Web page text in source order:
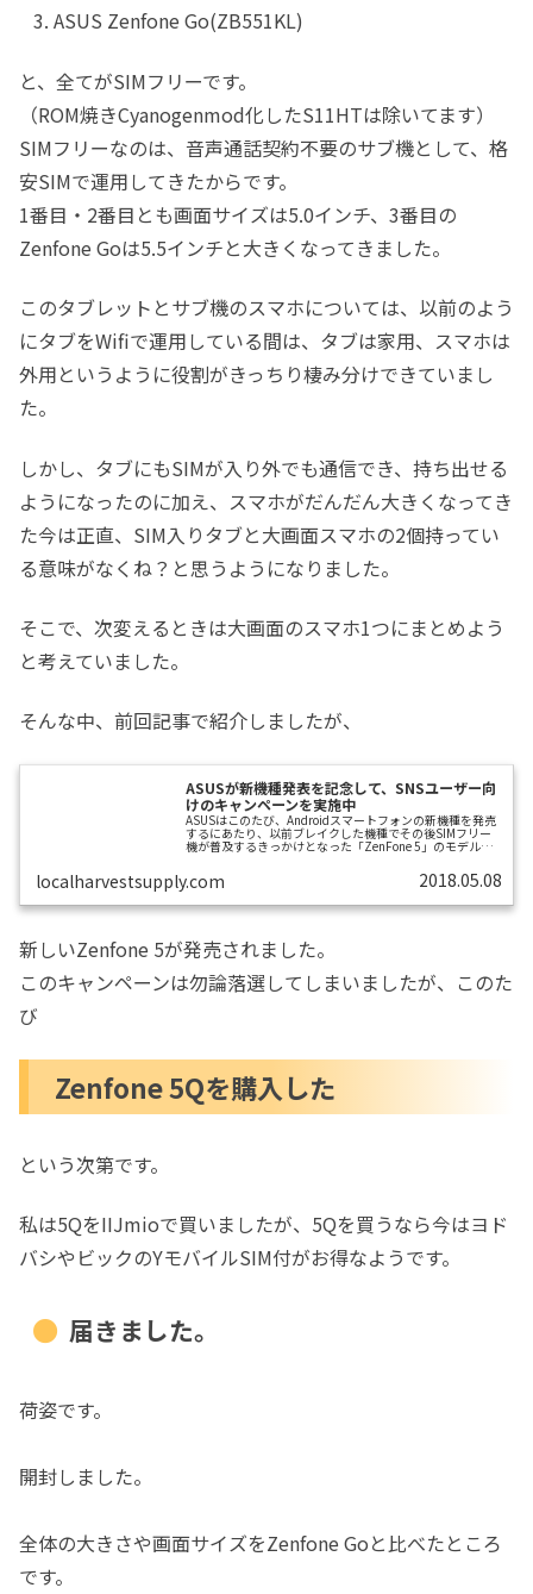
ASUS Zenfone Go(ZB551KL)
と、全てがSIMフリーです。
（ROM焼きCyanogenmod化したS11HTは除いてます）
SIMフリーなのは、音声通話契約不要のサブ機として、格
安SIMで運用してきたからです。
1番目・2番目とも画面サイズは5.0インチ、3番目の
Zenfone Goは5.5インチと大きくなってきました。
このタブレットとサブ機のスマホについては、以前のよう
にタブをWifiで運用している間は、タブは家用、スマホは
外用というように役割がきっちり棲み分けできていまし
た。
しかし、タブにもSIMが入り外でも通信でき、持ち出せる
ようになったのに加え、スマホがだんだん大きくなってき
た今は正直、SIM入りタブと大画面スマホの2個持ってい
る意味がなくね？と思うようになりました。
そこで、次変えるときは大画面のスマホ1つにまとめよう
と考えていました。
そんな中、前回記事で紹介しましたが、
ASUSが新機種発表を記念して、SNSユーザー向
けのキャンペーンを実施中
ASUSはこのたび、Androidスマートフォンの新機種を発売
するにあたり、以前ブレイクした機種でその後SIMフリー
機が普及するきっかけとなった「ZenFone 5」のモデルネ
を私は当時、店頭展示品を17,000円ほどで買い、ずっと
IIJmioで運用していました。このZenFone5があまりに痒い
スタムを、全くする必要が無くなってしまいました。この
localharvestsupply.com 2018.05.08
新しいZenfone 5が発売されました。
このキャンペーンは勿論落選してしまいましたが、このた
び
Zenfone 5Qを購入した
という次第です。
私は5QをIIJmioで買いましたが、5Qを買うなら今はヨド
バシやビックのYモバイルSIM付がお得なようです。
届きました。
荷姿です。
開封しました。
全体の大きさや画面サイズをZenfone Goと比べたところ
です。